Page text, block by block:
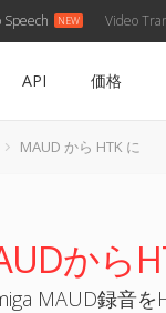
Video
API 価格
MAUD から HTK に
から
MAUD録音を